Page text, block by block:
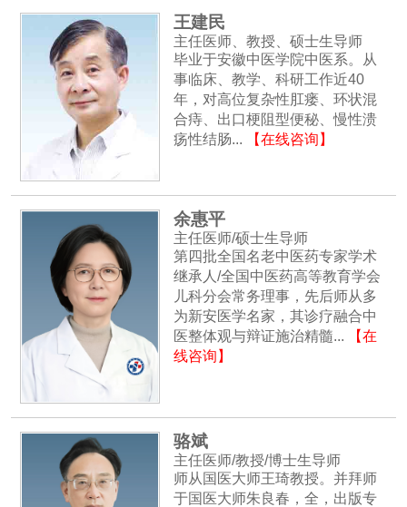
王建民
主任医师、教授、硕士生导师
毕业于安徽中医学院中医系。从
事临床、教学、科研工作近40
年，对高位复杂性肛瘘、环状混
合痔、出口梗阻型便秘、慢性溃
疡性结肠... 【在线咨询】
余惠平
主任医师/硕士生导师
第四批全国名老中医药专家学术
继承人/全国中医药高等教育学会
儿科分会常务理事，先后师从多
为新安医学名家，其诊疗融合中
医整体观与辩证施治精髓... 【在
线咨询】
骆斌
主任医师/教授/博士生导师
师从国医大师王琦教授。并拜师
于国医大师朱良春，全，出版专